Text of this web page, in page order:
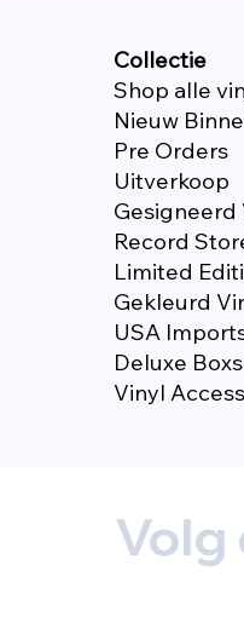
Collectie
Shop alle
Nieuw
Pre Orders
Uitverkoop
Gesigneerd
Record
Limited
Gekleurd
USA
Deluxe
Vinyl
Volg